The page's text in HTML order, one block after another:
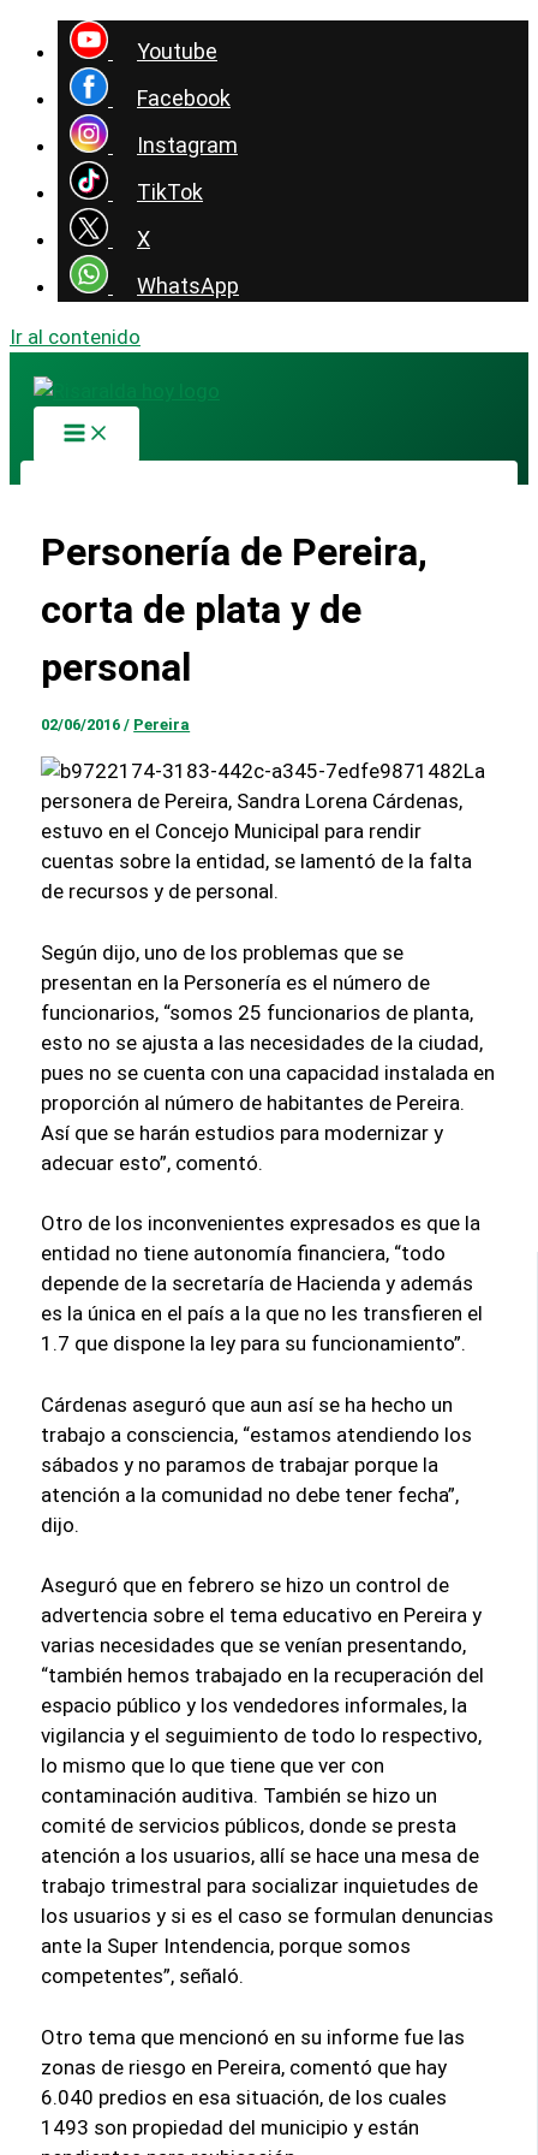
Youtube
Facebook
Instagram
TikTok
X
WhatsApp
Ir al contenido
Personería de Pereira,
corta de plata y de
personal
02/06/2016/ Pereira
La
personera de Pereira, Sandra Lorena Cárdenas,
estuvo en el Concejo Municipal para rendir
cuentas sobre la entidad, se lamentó de la falta
de recursos y de personal.
Según dijo, uno de los problemas que se
presentan en la Personería es el número de
funcionarios, “somos 25 funcionarios de planta,
esto no se ajusta a las necesidades de la ciudad,
pues no se cuenta con una capacidad instalada en
proporción al número de habitantes de Pereira.
Así que se harán estudios para modernizar y
adecuar esto”, comentó.
Otro de los inconvenientes expresados es que la
entidad no tiene autonomía financiera, “todo
depende de la secretaría de Hacienda y además
es la única en el país a la que no les transfieren el
1.7 que dispone la ley para su funcionamiento”.
Cárdenas aseguró que aun así se ha hecho un
trabajo a consciencia, “estamos atendiendo los
sábados y no paramos de trabajar porque la
atención a la comunidad no debe tener fecha”,
dijo.
Aseguró que en febrero se hizo un control de
advertencia sobre el tema educativo en Pereira y
varias necesidades que se venían presentando,
“también hemos trabajado en la recuperación del
espacio público y los vendedores informales, la
vigilancia y el seguimiento de todo lo respectivo,
lo mismo que lo que tiene que ver con
contaminación auditiva. También se hizo un
comité de servicios públicos, donde se presta
atención a los usuarios, allí se hace una mesa de
trabajo trimestral para socializar inquietudes de
los usuarios y si es el caso se formulan denuncias
ante la Super Intendencia, porque somos
competentes”, señaló.
Otro tema que mencionó en su informe fue las
zonas de riesgo en Pereira, comentó que hay
6.040 predios en esa situación, de los cuales
1493 son propiedad del municipio y están